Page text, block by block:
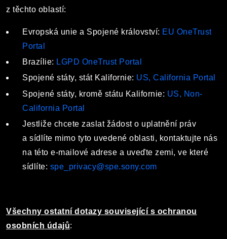
z těchto oblastí:
Evropská unie a Spojené království: EU OneTrust
Portal
Brazílie: LGPD OneTrust Portal
Spojené státy, stát Kalifornie: US, California Portal
Spojené státy, kromě státu Kalifornie: US, Non-
California Portal
Jestliže chcete zaslat žádost o uplatnění práv
a sídlíte mimo tyto uvedené oblasti, kontaktujte nás
na této e-mailové adrese a uveďte zemi, ve které
sídlíte: spe_privacy@spe.sony.com
Všechny ostatní dotazy související s ochranou
osobních údajů: